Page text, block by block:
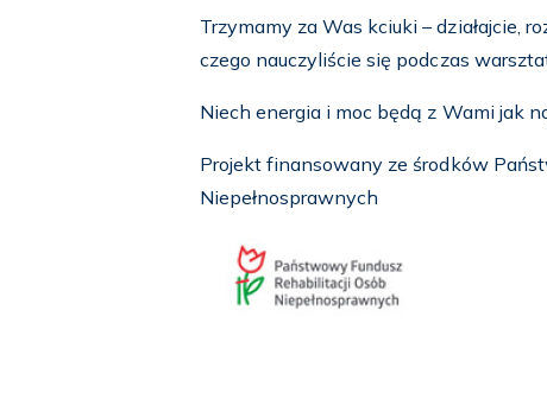
Trzymamy za Was kciuki – działajcie,
czego nauczyliście się podczas
Niech energia i moc będą z Wami jak
Projekt finansowany ze środków
Niepełnosprawnych